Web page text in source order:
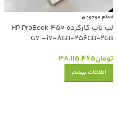
اتمام موجودی
لپ تاپ کارکرده HP ProBook 450
G7 -i7-8GB-256GB-2GB
تومان38.115.465
اطلاعات بیشتر